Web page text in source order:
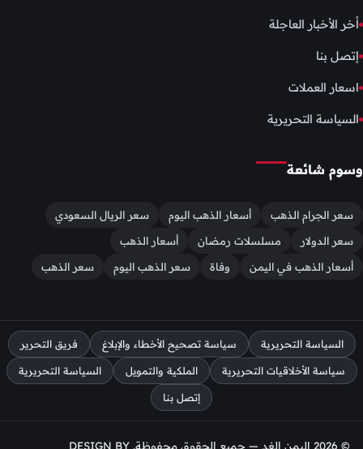
أخر الأخبار العاجلة
إتصل بنا
اسعار العملات
السياسة التحريرية
وسوم شائعة
سعر الجرام الذهب أسعار الذهب اليوم
سعر الريال السعودي
سعر الدولار
مسلسلات رمضان
أسعار الذهب
أسعار الذهب في اليمن
وفاة سعر الذهب اليوم سعر الذهب
السياسة التحريرية سياسة تصحيح الأخطاء والإبلاغ فريق التحرير
سياسة الأخلاقيات التحريرية الملكية والتمويل السياسة التحريرية
إتصل بنا
© 2026 اليمن الغد — جميع الحقوق محفوظة. DESIGN BY